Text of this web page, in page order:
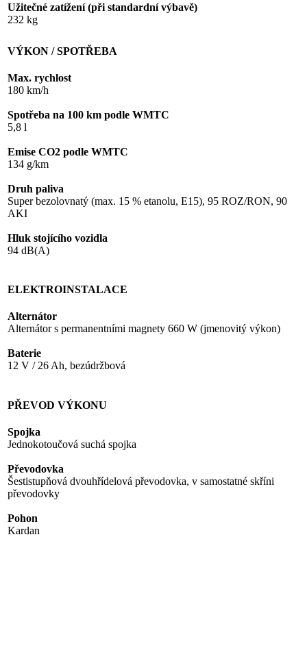
Užitečné zatížení (při standardní výbavě)
232 kg
VÝKON / SPOTŘEBA
Max. rychlost
180 km/h
Spotřeba na 100 km podle WMTC
5,8 l
Emise CO2 podle WMTC
134 g/km
Druh paliva
Super bezolovnatý (max. 15 % etanolu, E15), 95 ROZ/RON, 90
AKI
Hluk stojícího vozidla
94 dB(A)
ELEKTROINSTALACE
Alternátor
Alternátor s permanentními magnety 660 W (jmenovitý výkon)
Baterie
12 V / 26 Ah, bezúdržbová
PŘEVOD VÝKONU
Spojka
Jednokotoučová suchá spojka
Převodovka
Šestistupňová dvouhřídelová převodovka, v samostatné skříni
převodovky
Pohon
Kardan